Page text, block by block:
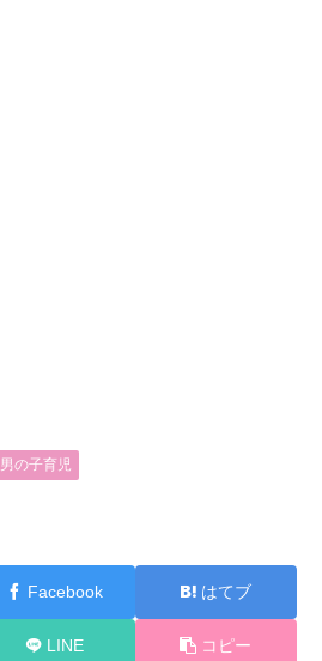
男の子育児
Facebook はてブ
LINE コピー